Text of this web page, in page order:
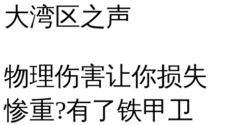
大湾区之声
物理伤害让你损失
惨重?有了铁甲卫